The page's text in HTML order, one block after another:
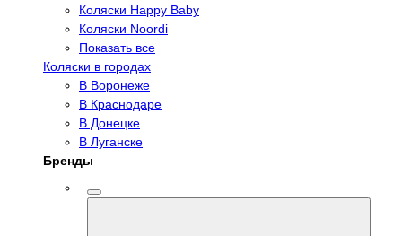
Коляски Happy Baby
Коляски Noordi
Показать все
Коляски в городах
В Воронеже
В Краснодаре
В Донецке
В Луганске
Бренды